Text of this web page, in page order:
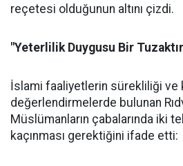
reçetesi olduğunun altını çizdi.
"Yeterlilik Duygusu Bir
İslami faaliyetlerin sürekliliği ve
değerlendirmelerde bulunan
Müslümanların çabalarında iki
kaçınması gerektiğini ifade etti: